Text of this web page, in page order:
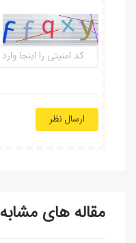
ارسال نظر
مقاله های مشابه